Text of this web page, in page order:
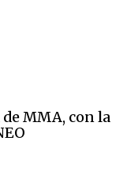
MMA, con la